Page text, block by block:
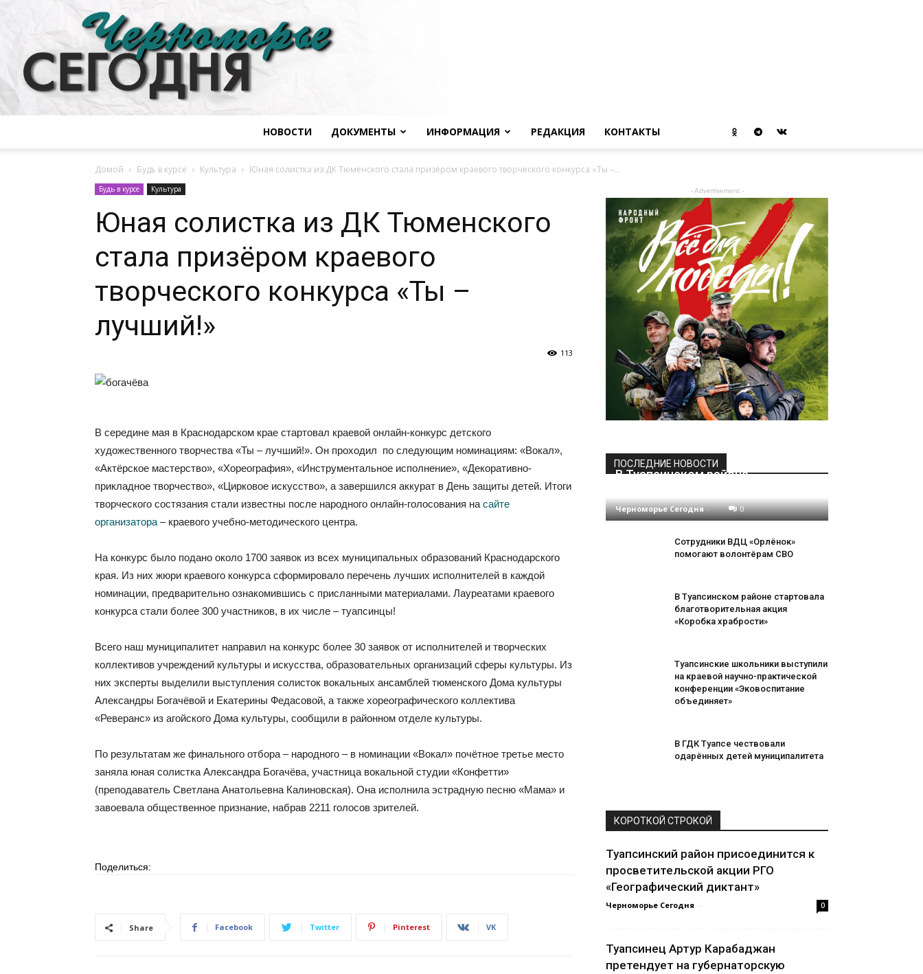
НОВОСТИ ДОКУМЕНТЫ ИНФОРМАЦИЯ РЕДАКЦИЯ КОНТАКТЫ
Домой Будь в курсе Культура Юная солистка из ДК Тюменского стала призёром краевого творческого конкурса «Ты –...
Будь в курсе Культура
Юная солистка из ДК Тюменского
стала призёром краевого
творческого конкурса «Ты –
лучший!»
113
В середине мая в Краснодарском крае стартовал краевой онлайн-конкурс детского
художественного творчества «Ты – лучший!». Он проходил по следующим номинациям: «Вокал»,
«Актёрское мастерство», «Хореография», «Инструментальное исполнение», «Декоративно-
прикладное творчество», «Цирковое искусство», а завершился аккурат в День защиты детей. Итоги
творческого состязания стали известны после народного онлайн-голосования на сайте
организатора – краевого учебно-методического центра.
На конкурс было подано около 1700 заявок из всех муниципальных образований Краснодарского
края. Из них жюри краевого конкурса сформировало перечень лучших исполнителей в каждой
номинации, предварительно ознакомившись с присланными материалами. Лауреатами краевого
конкурса стали более 300 участников, в их числе – туапсинцы!
Всего наш муниципалитет направил на конкурс более 30 заявок от исполнителей и творческих
коллективов учреждений культуры и искусства, образовательных организаций сферы культуры. Из
них эксперты выделили выступления солисток вокальных ансамблей тюменского Дома культуры
Александры Богачёвой и Екатерины Федасовой, а также хореографического коллектива
«Реверанс» из агойского Дома культуры, сообщили в районном отделе культуры.
По результатам же финального отбора – народного – в номинации «Вокал» почётное третье место
заняла юная солистка Александра Богачёва, участница вокальной студии «Конфетти»
(преподаватель Светлана Анатольевна Калиновская). Она исполнила эстрадную песню «Мама» и
завоевала общественное признание, набрав 2211 голосов зрителей.
Поделиться:
Share Facebook Twitter Pinterest VK
- Advertisement -
ПОСЛЕДНИЕ НОВОСТИ
В Туапсинском районе
Черноморье Сегодня - 0
Сотрудники ВДЦ «Орлёнок»
помогают волонтёрам СВО
В Туапсинском районе стартовала
благотворительная акция
«Коробка храбрости»
Туапсинские школьники выступили
на краевой научно-практической
конференции «Эковоспитание
объединяет»
В ГДК Туапсе чествовали
одарённых детей муниципалитета
КОРОТКОЙ СТРОКОЙ
Туапсинский район присоединится к
просветительской акции РГО
«Географический диктант»
Черноморье Сегодня - 0
Туапсинец Артур Карабаджан
претендует на губернаторскую